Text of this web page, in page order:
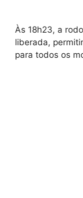
Às 18h23, a
liberada,
para todos os